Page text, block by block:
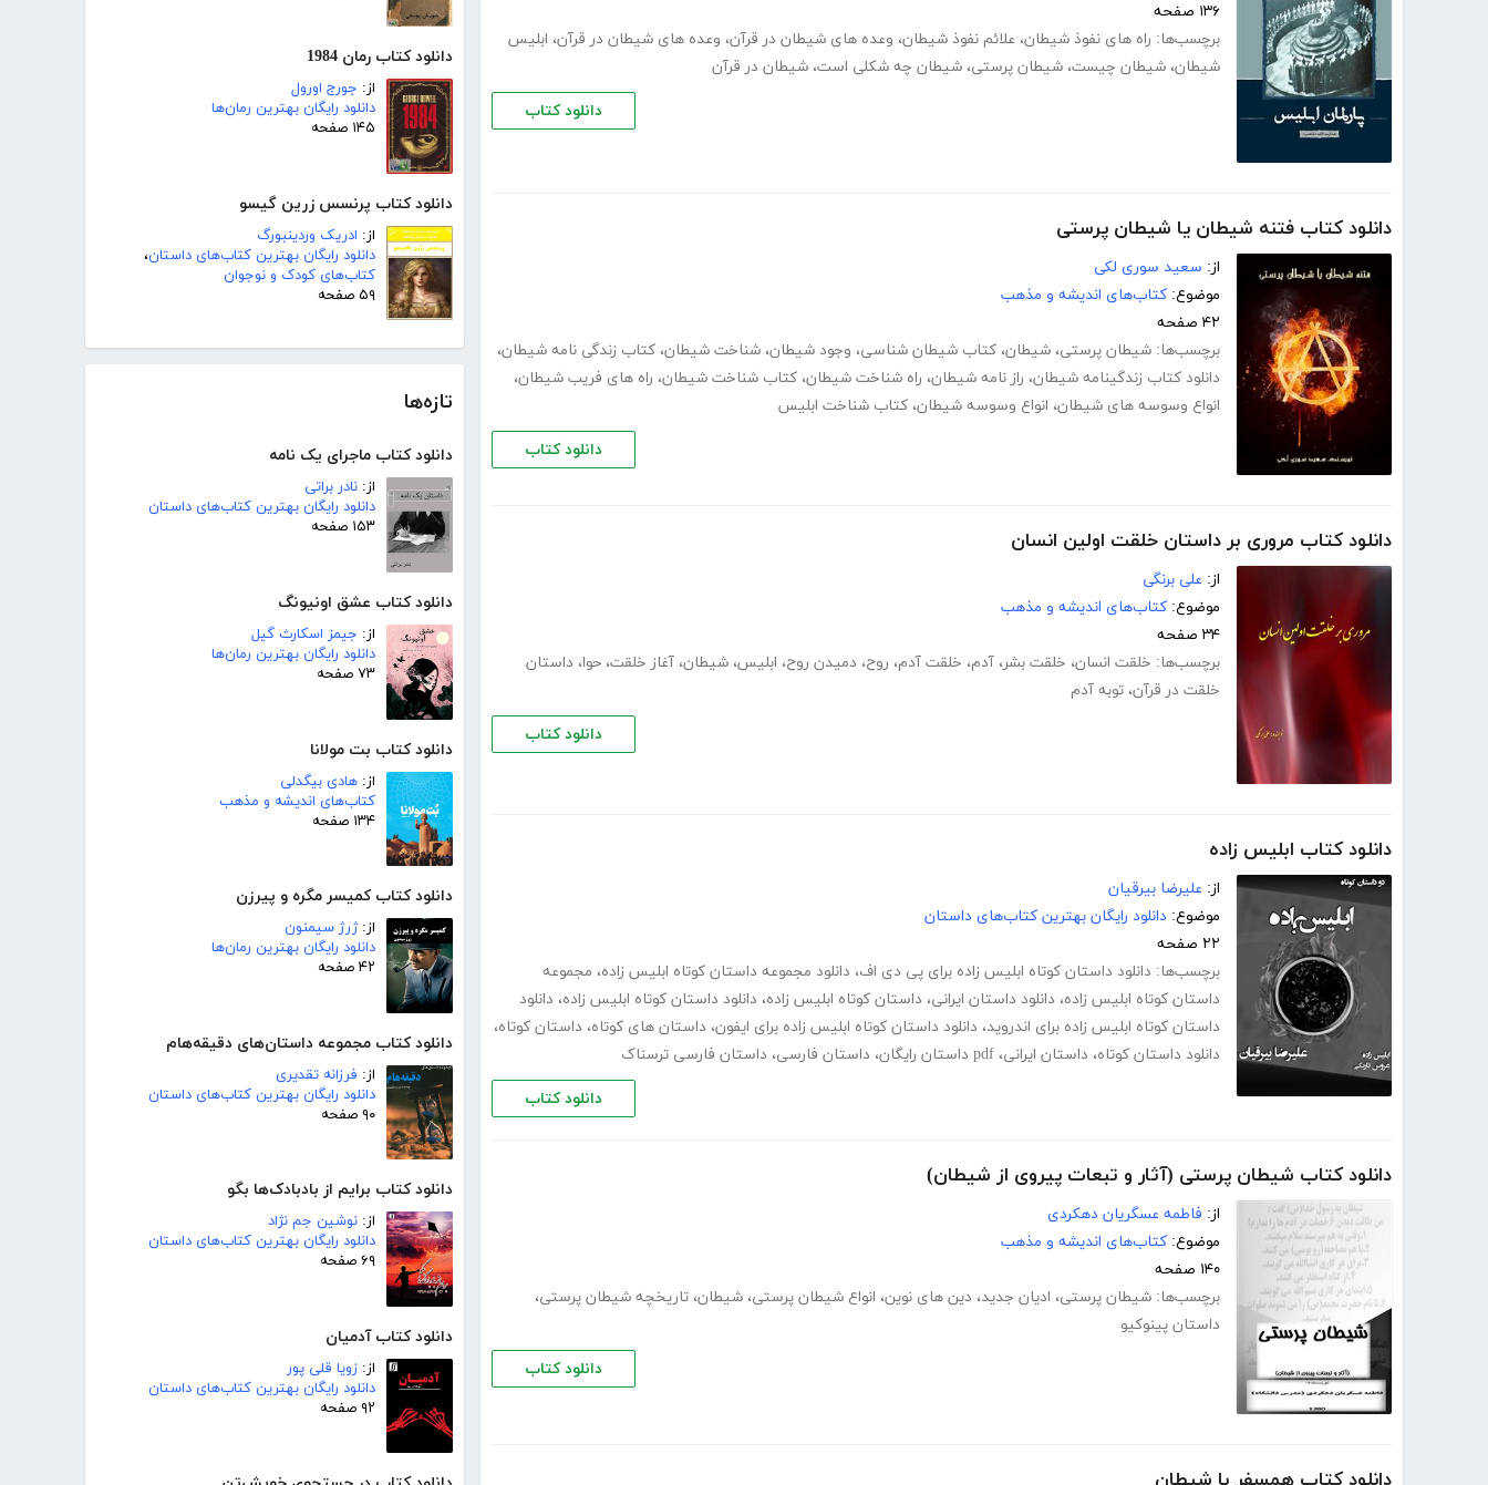
دانلود کتاب رمان 1984
از: جورج اورول
دانلود رایگان بهترین رمان‌ها
۱۴۵ صفحه
دانلود کتاب پرنسس زرین گیسو
از: ادریک وردینبورگ
دانلود رایگان بهترین کتاب‌های داستان،
کتاب‌های کودک و نوجوان
۵۹ صفحه
تازه‌ها
دانلود کتاب ماجرای یک نامه
از: نادر براتی
دانلود رایگان بهترین کتاب‌های داستان
۱۵۳ صفحه
دانلود کتاب عشق اونیونگ
از: جیمز اسکارث گیل
دانلود رایگان بهترین رمان‌ها
۷۳ صفحه
دانلود کتاب بت مولانا
از: هادی بیگدلی
کتاب‌های اندیشه و مذهب
۱۳۴ صفحه
دانلود کتاب کمیسر مگره و پیرزن
از:ژرژ سیمنون
دانلود رایگان بهترین رمان‌ها
۴۲ صفحه
دانلود کتاب مجموعه داستان‌های دقیقه‌هام
از: فرزانه تقدیری
دانلود رایگان بهترین کتاب‌های داستان
۹۰ صفحه
دانلود کتاب برایم از بادبادک‌ها بگو
از: نوشین جم نژاد
دانلود رایگان بهترین کتاب‌های داستان
۶۹ صفحه
دانلود کتاب آدمیان
از: زویا قلی پور
دانلود رایگان بهترین کتاب‌های داستان
۹۲ صفحه
۱۳۶ صفحه
برچسب‌ها: راه های نفوذ شیطان، علائم نفوذ شیطان، وعده های شیطان در قرآن، وعده های شیطان در قرآن، ابلیس
شیطان، شیطان چیست، شیطان پرستی، شیطان چه شکلی است، شیطان در قرآن
دانلود کتاب
دانلود کتاب فتنه شیطان یا شیطان پرستی
از: سعید سوری لکی
موضوع: کتاب‌های اندیشه و مذهب
۴۲ صفحه
برچسب‌ها: شیطان پرستی، شیطان، کتاب شیطان شناسی، وجود شیطان، شناخت شیطان، کتاب زندگی نامه شیطان،
دانلود کتاب زندگینامه شیطان، راز نامه شیطان، راه شناخت شیطان، کتاب شناخت شیطان، راه های فریب شیطان،
انواع وسوسه های شیطان، انواع وسوسه شیطان، کتاب شناخت ابلیس
دانلود کتاب
دانلود کتاب مروری بر داستان خلقت اولین انسان
از: علی برنگی
موضوع: کتاب‌های اندیشه و مذهب
۳۴ صفحه
برچسب‌ها: خلقت انسان، خلقت بشر، آدم، خلقت آدم، روح، دمیدن روح، ابلیس، شیطان، آغاز خلقت، حوا، داستان
خلقت در قرآن، توبه آدم
دانلود کتاب
دانلود کتاب ابلیس زاده
از: علیرضا بیرقیان
موضوع: دانلود رایگان بهترین کتاب‌های داستان
۲۲ صفحه
برچسب‌ها: دانلود داستان کوتاه ابلیس زاده برای پی دی اف، دانلود مجموعه داستان کوتاه ابلیس زاده، مجموعه
داستان کوتاه ابلیس زاده، دانلود داستان ایرانی، داستان کوتاه ابلیس زاده، دانلود داستان کوتاه ابلیس زاده، دانلود
داستان کوتاه ابلیس زاده برای اندروید، دانلود داستان کوتاه ابلیس زاده برای ایفون، داستان های کوتاه، داستان کوتاه،
دانلود داستان کوتاه، داستان ایرانی، pdf داستان رایگان ، داستان فارسی، داستان فارسی ترسناک
دانلود کتاب
دانلود کتاب شیطان پرستی (آثار و تبعات پیروی از شیطان)
از: فاطمه عسگریان دهکردی
موضوع: کتاب‌های اندیشه و مذهب
۱۴۰ صفحه
برچسب‌ها: شیطان پرستی، ادیان جدید، دین های نوین، انواع شیطان پرستی، شیطان، تاریخچه شیطان پرستی،
داستان پینوکیو
دانلود کتاب